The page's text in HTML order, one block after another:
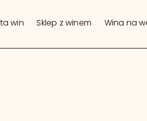
win Sklep z winem Wina na